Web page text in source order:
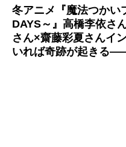
冬アニメ『魔法つかい
DAYS～』高橋李依さ
さん×齋藤彩夏さんイ
いれば奇跡が起きる